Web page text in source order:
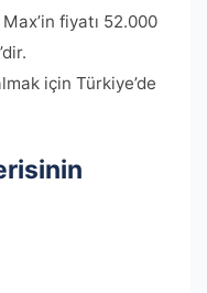
fiyatı 52.000
için Türkiye’de